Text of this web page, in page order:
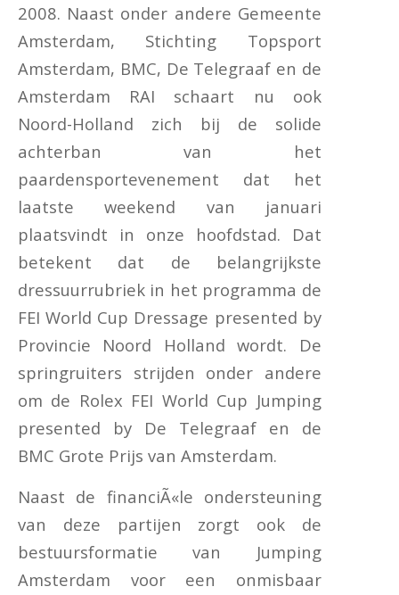
2008. Naast onder andere Gemeente
Amsterdam, Stichting Topsport
Amsterdam, BMC, De Telegraaf en de
Amsterdam RAI schaart nu ook
Noord-Holland zich bij de solide
achterban van het
paardensportevenement dat het
laatste weekend van januari
plaatsvindt in onze hoofdstad. Dat
betekent dat de belangrijkste
dressuurrubriek in het programma de
FEI World Cup Dressage presented by
Provincie Noord Holland wordt. De
springruiters strijden onder andere
om de Rolex FEI World Cup Jumping
presented by De Telegraaf en de
BMC Grote Prijs van Amsterdam.
Naast de financiÃ«le ondersteuning
van deze partijen zorgt ook de
bestuursformatie van Jumping
Amsterdam voor een onmisbaar